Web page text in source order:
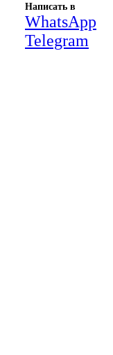
Написать в
WhatsApp
Telegram